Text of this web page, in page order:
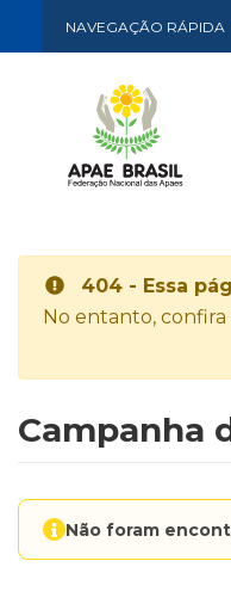
NAVEGAÇÃO RÁPIDA
404 - Essa
No entanto, confira
Campanha
Não foram